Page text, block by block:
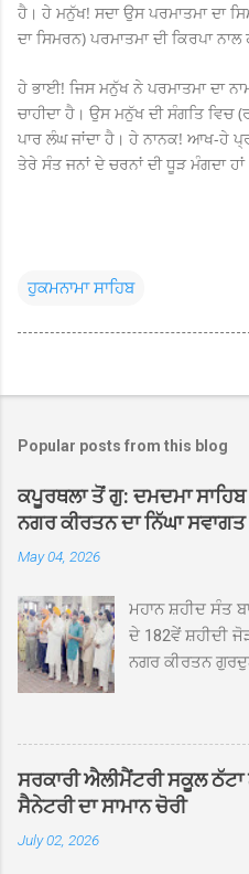
ਹੈ। ਹੇ ਮਨੁੱਖ! ਸਦਾ ਉਸ ਪਰਮਾਤਮਾ ਦਾ
ਦਾ ਸਿਮਰਨ) ਪਰਮਾਤਮਾ ਦੀ ਕਿਰਪਾ ਨਾਲ
ਹੇ ਭਾਈ! ਜਿਸ ਮਨੁੱਖ ਨੇ ਪਰਮਾਤਮਾ ਦਾ
ਚਾਹੀਦਾ ਹੈ। ਉਸ ਮਨੁੱਖ ਦੀ ਸੰਗਤਿ ਵਿਚ
ਪਾਰ ਲੰਘ ਜਾਂਦਾ ਹੈ। ਹੇ ਨਾਨਕ! ਆਖ-ਹੇ
ਤੇਰੇ ਸੰਤ ਜਨਾਂ ਦੇ ਚਰਨਾਂ ਦੀ ਧੂੜ ਮੰਗਦਾ
ਹੁਕਮਨਾਮਾ ਸਾਹਿਬ
Popular posts from this blog
ਕਪੂਰਥਲਾ ਤੋਂ ਗੁ: ਦਮਦਮਾ
ਨਗਰ ਕੀਰਤਨ ਦਾ ਨਿੱਘਾ ਸਵਾਗਤ
May 04, 2026
ਮਹਾਨ ਸ਼ਹੀਦ ਸੰਤ
ਦੇ 182ਵੇਂ ਸ਼ਹੀਦੀ
ਨਗਰ ਕੀਰਤਨ
ਸਰਪ੍ਰਸਤੀ ਹੇਠ,
ਮਹੱਲਾ ਸੰਤਪੁਰਾ ਤੋਂ
ਭਗਵਾਨਪੁਰ, ਝੁੱਗੀਆਂ
ਅਬਾਦ, ਕੋਲੀਆਂਵਾਲ,
ਸਰਕਾਰੀ ਐਲੀਮੈਂਟਰੀ ਸਕੂਲ ਠੱਟਾ
ਸੈਨੇਟਰੀ ਦਾ ਸਾਮਾਨ ਚੋਰੀ
July 02, 2026